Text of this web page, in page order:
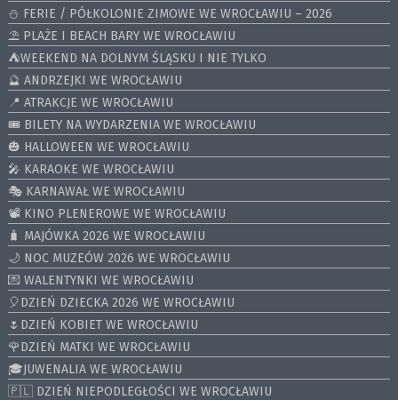
⛄️ FERIE / PÓŁKOLONIE ZIMOWE WE WROCŁAWIU – 2026
⛱️ PLAŻE I BEACH BARY WE WROCŁAWIU
⛺️WEEKEND NA DOLNYM ŚLĄSKU I NIE TYLKO
🔮 ANDRZEJKI WE WROCŁAWIU
📍 ATRAKCJE WE WROCŁAWIU
🎟️ BILETY NA WYDARZENIA WE WROCŁAWIU
🎃 HALLOWEEN WE WROCŁAWIU
🎤 KARAOKE WE WROCŁAWIU
🎭 KARNAWAŁ WE WROCŁAWIU
📽️ KINO PLENEROWE WE WROCŁAWIU
🧳 MAJÓWKA 2026 WE WROCŁAWIU
🌙 NOC MUZEÓW 2026 WE WROCŁAWIU
💌 WALENTYNKI WE WROCŁAWIU
🎈DZIEŃ DZIECKA 2026 WE WROCŁAWIU
🌷DZIEŃ KOBIET WE WROCŁAWIU
🌹DZIEŃ MATKI WE WROCŁAWIU
🎓JUWENALIA WE WROCŁAWIU
🇵🇱 DZIEŃ NIEPODLEGŁOŚCI WE WROCŁAWIU